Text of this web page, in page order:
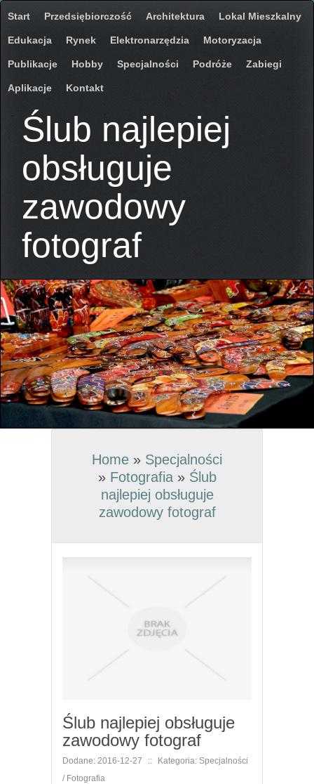
Start Przedsiębiorczość Architektura Lokal Mieszkalny
Edukacja Rynek Elektronarzędzia Motoryzacja
Publikacje Hobby Specjalności Podróże Zabiegi
Aplikacje Kontakt
Ślub najlepiej
obsługuje
zawodowy
fotograf
Home » Specjalności
» Fotografia» Ślub
najlepiej obsługuje
zawodowy fotograf
Ślub najlepiej obsługuje
zawodowy fotograf
Dodane: 2016-12-27 ::
Kategoria: Specjalności
/ Fotografia